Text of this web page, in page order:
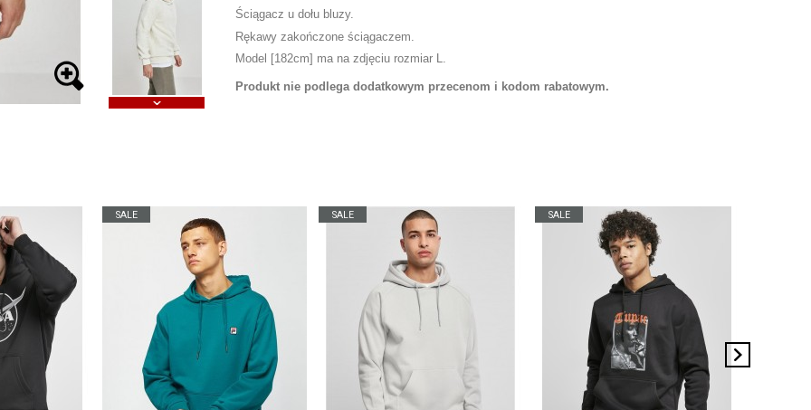
Ściągacz u dołu bluzy.
Rękawy zakończone ściągaczem.
Model [182cm] ma na zdjęciu rozmiar L.
Produkt nie podlega dodatkowym przecenom i kodom rabatowym.
SALE SALE SALE